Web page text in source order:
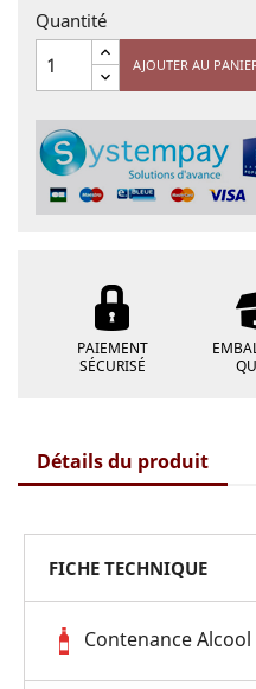
Quantité
AJOUTER AU
PAIEMENT
SÉCURISÉ
Détails du produit
FICHE TECHNIQUE
Contenance Alcool